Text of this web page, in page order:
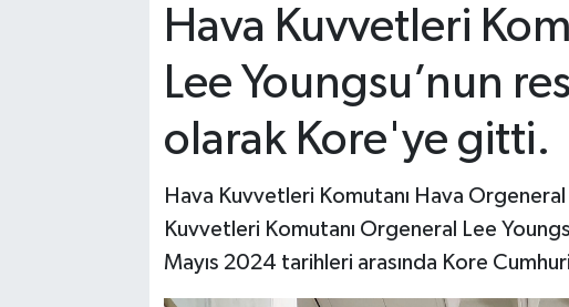
Hava Kuvvetleri
Lee Youngsu’nun
olarak Kore'ye gitti.
Hava Kuvvetleri Komutanı Hava
Kuvvetleri Komutanı Orgeneral Lee
Mayıs 2024 tarihleri arasında Kore